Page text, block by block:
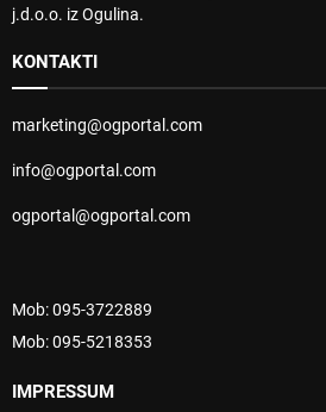
j.d.o.o. iz Ogulina.
KONTAKTI
marketing@ogportal.com
info@ogportal.com
ogportal@ogportal.com
Mob: 095-3722889
Mob: 095-5218353
IMPRESSUM